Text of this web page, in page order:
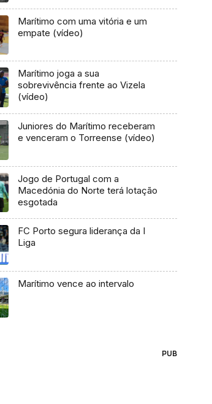
Marítimo com uma vitória e um
empate (vídeo)
Marítimo joga a sua
sobrevivência frente ao Vizela
(vídeo)
Juniores do Marítimo receberam
e venceram o Torreense (vídeo)
Jogo de Portugal com a
Macedónia do Norte terá lotação
esgotada
FC Porto segura liderança da I
Liga
Marítimo vence ao intervalo
PUB